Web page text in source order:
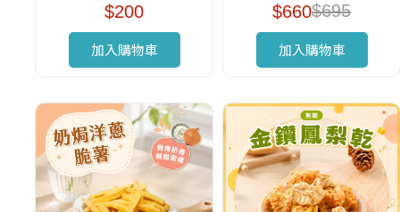
$200
加入購物車
$695
$660
加入購物車